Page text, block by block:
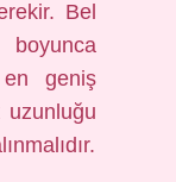
Bel
geniş
uzunluğu